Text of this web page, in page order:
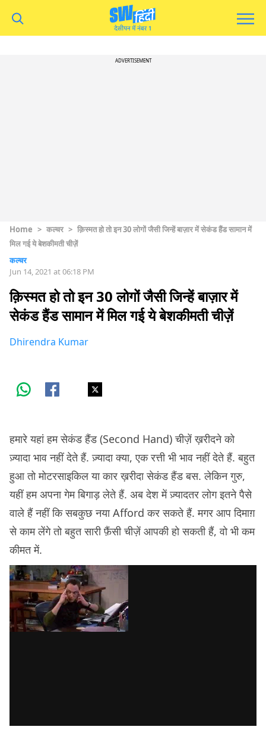
ADVERTISEMENT
Home > कल्चर > क़िस्मत हो तो इन 30 लोगों जैसी जिन्हें बाज़ार में सेकंड हैंड सामान में
मिल गई ये बेशकीमती चीज़ें
कल्चर
Jun 14, 2021 at 06:18 PM
क़िस्मत हो तो इन 30 लोगों जैसी जिन्हें बाज़ार में
सेकंड हैंड सामान में मिल गई ये बेशकीमती चीज़ें
Dhirendra Kumar
हमारे यहां हम सेकंड हैंड (Second Hand) चीज़ें ख़रीदने को
ज़्यादा भाव नहीं देते हैं. ज़्यादा क्या, एक रत्ती भी भाव नहीं देते हैं. बहुत
हुआ तो मोटरसाइकिल या कार ख़रीदा सेकंड हैंड बस. लेकिन गुरु,
यहीं हम अपना गेम बिगाड़ लेते हैं. अब देश में ज़्यादतर लोग इतने पैसे
वाले हैं नहीं कि सबकुछ नया Afford कर सकते हैं. मगर आप दिमाग़
से काम लेंगे तो बहुत सारी फ़ैंसी चीज़ें आपकी हो सकती हैं, वो भी कम
कीमत में.